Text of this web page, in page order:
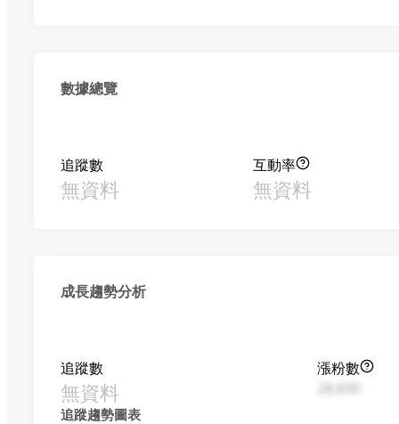
數據總覽
追蹤數
無資料
互動率
無資料
成長趨勢分析
追蹤數
無資料
漲粉數
追蹤趨勢圖表